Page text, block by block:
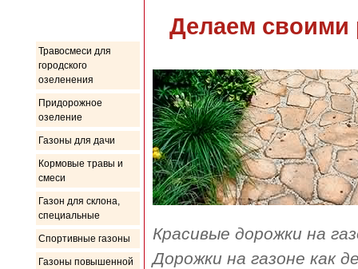
Травосмеси для
городского
озеленения
Придорожное
озеление
Газоны для дачи
Кормовые травы и
смеси
Газон для склона,
специальные
Спортивные газоны
Газоны повышенной
Делаем своими
Красивые дорожки на
Дорожки на газоне как